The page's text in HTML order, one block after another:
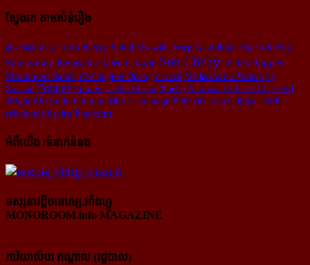
ស្វែងរក តាមសំនុំរឿង
anachak dara John Kerry Shinji Okazaki Josep Guardiola Tuk Tuk Sok
Somavutey Belfast Joe Allen Croatie Son Chhay se développer
Mohamed Salah Washington Open pc cassé Médecins du Monde Ly
Sovann Fortune Femen Eddie Etaeta Moche National Defense FC Build
Bright Michelle Obama Miss Cambodge Fete des eaux djihad AFF
relations libraire Frankfurt
អំពីយើង /ទំនាក់ទំនង
ទស្សនាវដ្ដីមនោរម្យ.អាំងហ្វូ
MONOROOM.info MAGAZINE
ការិយាល័យ កណ្ដាល (រដ្ឋបាល)